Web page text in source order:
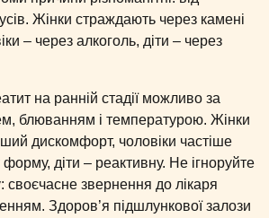
Жінки страждають через камені
– через алкоголь, діти – через
на ранній стадії можливо за
блюванням і температурою. Жінки
дискомфорт, чоловіки частіше
діти – реактивну. Не ігноруйте
своєчасне звернення до лікаря
Здоров’я підшлункової залози